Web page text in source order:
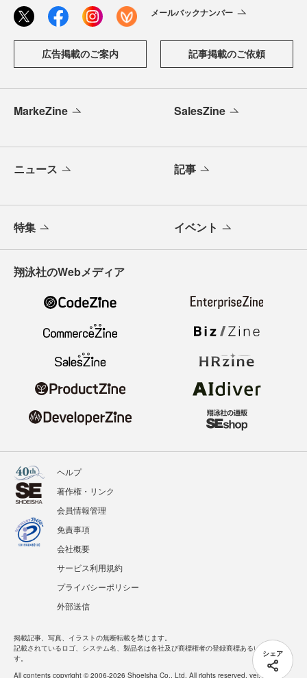
シェア
メールバックナンバー
広告掲載のご案内 記事掲載のご依頼
MarkeZine SalesZine
ニュース 記事
特集 イベント
翔泳社のWebメディア
ヘルプ
著作権・リンク
会員情報管理
免責事項
会社概要
サービス利用規約
プライバシーポリシー
外部送信
掲載記事、写真、イラストの無断転載を禁じます。
記載されているロゴ、システム名、製品名は各社及び商標権者の登録商標あるいは商標で
す。
All contents copyright © 2006-2026 Shoeisha Co., Ltd. All rights reserved. ver.1.5